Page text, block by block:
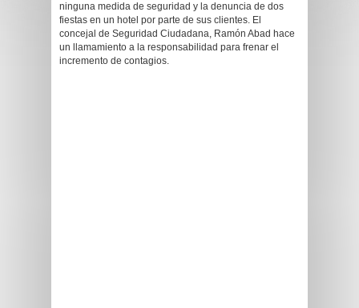
ninguna medida de seguridad y la denuncia de dos
fiestas en un hotel por parte de sus clientes. El
concejal de Seguridad Ciudadana, Ramón Abad hace
un llamamiento a la responsabilidad para frenar el
incremento de contagios.